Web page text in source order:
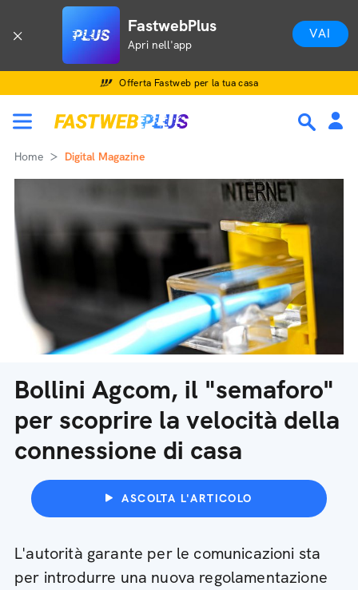
FastwebPlus
Apri nell'app
VAI
Offerta Fastweb per la tua casa
Home Digital Magazine
Bollini Agcom, il "semaforo"
per scoprire la velocità della
connessione di casa
ASCOLTA L'ARTICOLO
L'autorità garante per le comunicazioni sta
per introdurre una nuova regolamentazione